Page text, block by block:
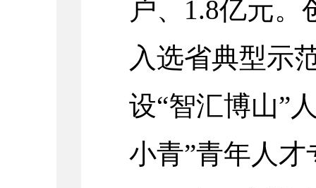
户、1.8亿元。
入选省典型示
设“智汇博山”
小青”青年人